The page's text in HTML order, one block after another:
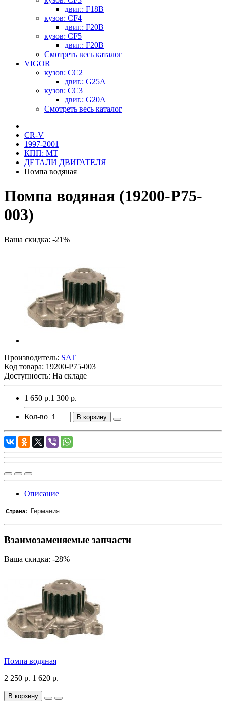
двиг.: F18B
кузов: CF4
двиг.: F20B
кузов: CF5
двиг.: F20B
Смотреть весь каталог
VIGOR
кузов: CC2
двиг.: G25A
кузов: CC3
двиг.: G20A
Смотреть весь каталог
CR-V
1997-2001
КПП: MT
ДЕТАЛИ ДВИГАТЕЛЯ
Помпа водяная
Помпа водяная (19200-P75-
003)
Ваша скидка: -21%
Производитель: SAT
Код товара: 19200-P75-003
Доступность: На складе
1 650 р.1 300 р.
Кол-во В корзину
Описание
Страна: Германия
Взаимозаменяемые запчасти
Ваша скидка: -28%
Помпа водяная
2 250 р. 1 620 р.
В корзину